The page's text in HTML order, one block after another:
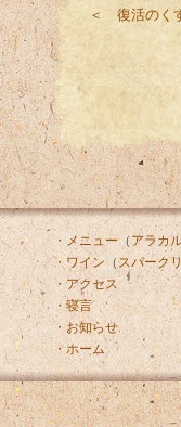
＜ 復活のく
・メニュー（ アラカ
・ワイン （スパーク
・アクセス
・寝言
・お知らせ
・ホーム